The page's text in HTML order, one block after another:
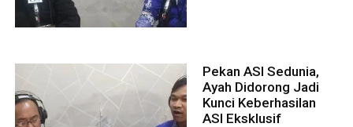
Pekan ASI Sedunia,
Ayah Didorong Jadi
Kunci Keberhasilan
ASI Eksklusif